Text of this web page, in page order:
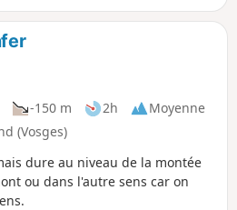
-150 m 2h
Moyenne
(Vosges)
dure au niveau de la montée
ou dans l'autre sens car on